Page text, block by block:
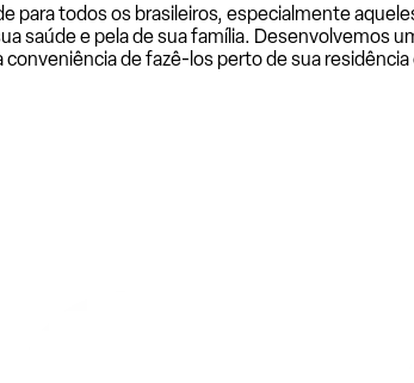
para todos os brasileiros, especialmente
saúde e pela de sua família. Desenvolvemos
de fazê-los perto de sua